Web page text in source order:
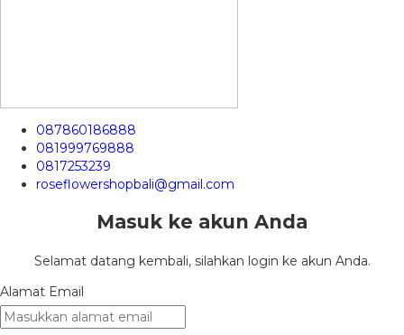
087860186888
081999769888
0817253239
roseflowershopbali@gmail.com
Masuk ke akun Anda
Selamat datang kembali, silahkan login ke akun Anda.
Alamat Email